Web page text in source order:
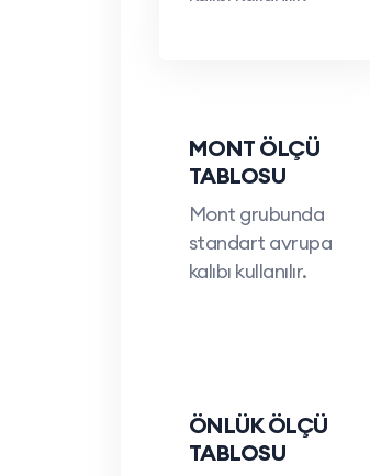
teklif@ismarketi.com
MONT ÖLÇÜ
TABLOSU
Mont grubunda
standart avrupa
kalıbı kullanılır.
ÖNLÜK ÖLÇÜ
TABLOSU